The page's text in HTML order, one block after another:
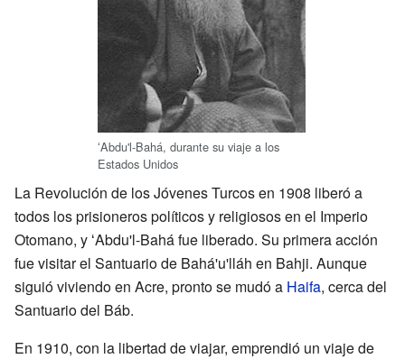
ʻAbdu'l-Bahá, durante su viaje a los
Estados Unidos
La Revolución de los Jóvenes Turcos en 1908 liberó a
todos los prisioneros políticos y religiosos en el Imperio
Otomano, y ʻAbdu'l-Bahá fue liberado. Su primera acción
fue visitar el Santuario de Bahá'u'lláh en Bahji. Aunque
siguió viviendo en Acre, pronto se mudó a Haifa, cerca del
Santuario del Báb.
En 1910, con la libertad de viajar, emprendió un viaje de